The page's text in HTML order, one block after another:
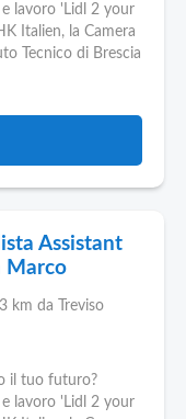
lavoro 'Lidl 2 your
Italien, la Camera
Tecnico di Brescia
Assistant
Marco
km da Treviso
il tuo futuro?
lavoro 'Lidl 2 your